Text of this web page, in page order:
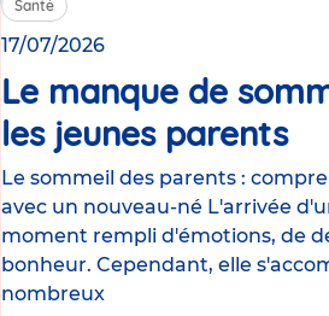
Santé
17/07/2026
Le manque de
les jeunes parents
Le sommeil des parents :
avec un nouveau-né L'arrivée
moment rempli d'émotions, de
bonheur. Cependant, elle
nombreux